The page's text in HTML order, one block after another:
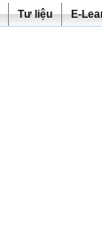
Tư liệu E-